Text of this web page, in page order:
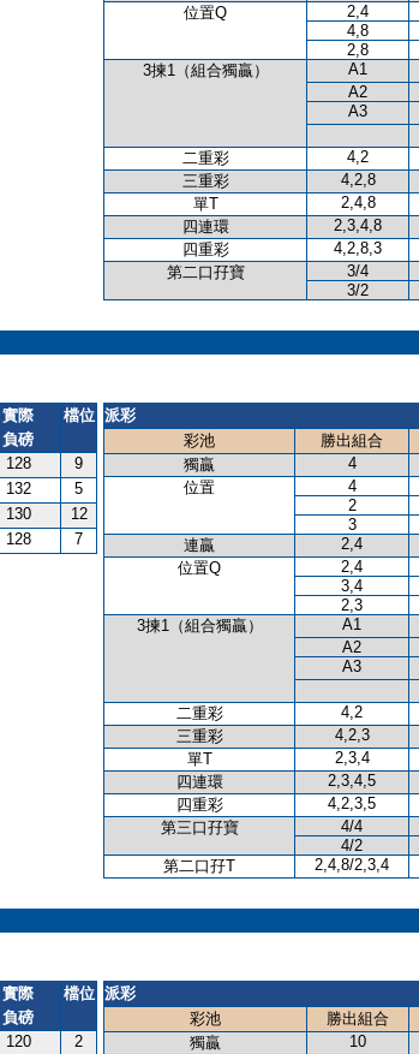
位置Q
2,4
4,8
2,8
3揀1（組合獨贏）
A1
A2
A3
二重彩
4,2
三重彩
4,2,8
單T
2,4,8
四連環
2,3,4,8
四重彩
4,2,8,3
第二口孖寶
3/4
3/2
實際
負磅
檔位
128
9
132
5
130
12
128 7
派彩
彩池
勝出組合
獨贏
4
位置
4
2
3
連贏
2,4
位置Q
2,4
3,4
2,3
3揀1（組合獨贏）
A1
A2
A3
二重彩
4,2
三重彩
4,2,3
單T
2,3,4
四連環
2,3,4,5
四重彩
4,2,3,5
第三口孖寶
4/4
4/2
第二口孖T
2,4,8/2,3,4
實際
負磅
檔位
120
2
派彩
彩池
勝出組合
獨贏
10